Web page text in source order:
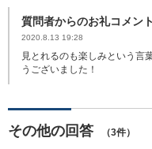
質問者からのお礼コメント
2020.8.13 19:28
見とれるのも楽しみという言
うございました！
その他の回答 （3件）